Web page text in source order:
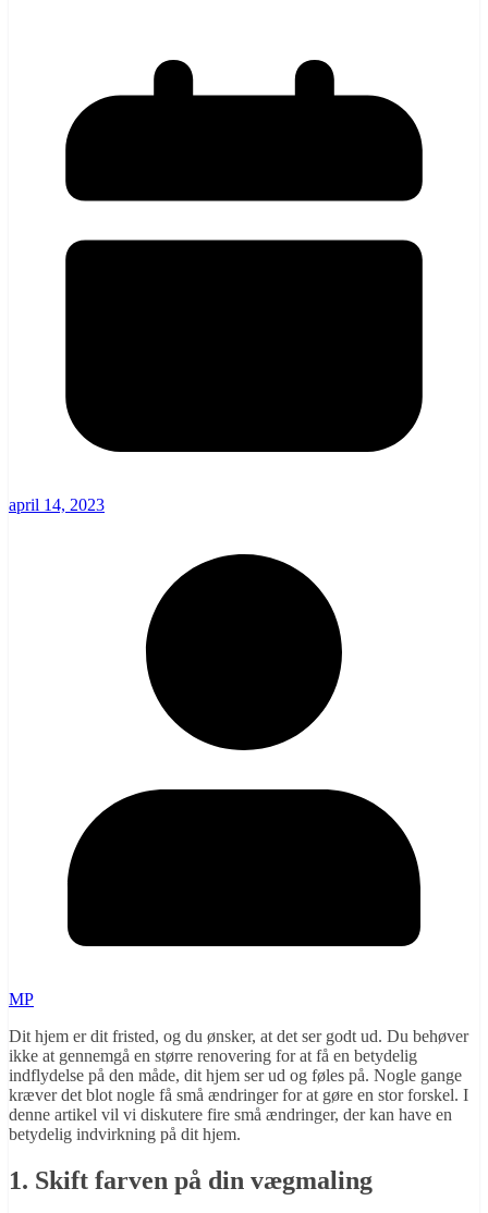
april 14, 2023
MP
Dit hjem er dit fristed, og du ønsker, at det ser godt ud. Du behøver
ikke at gennemgå en større renovering for at få en betydelig
indflydelse på den måde, dit hjem ser ud og føles på. Nogle gange
kræver det blot nogle få små ændringer for at gøre en stor forskel. I
denne artikel vil vi diskutere fire små ændringer, der kan have en
betydelig indvirkning på dit hjem.
1. Skift farven på din vægmaling